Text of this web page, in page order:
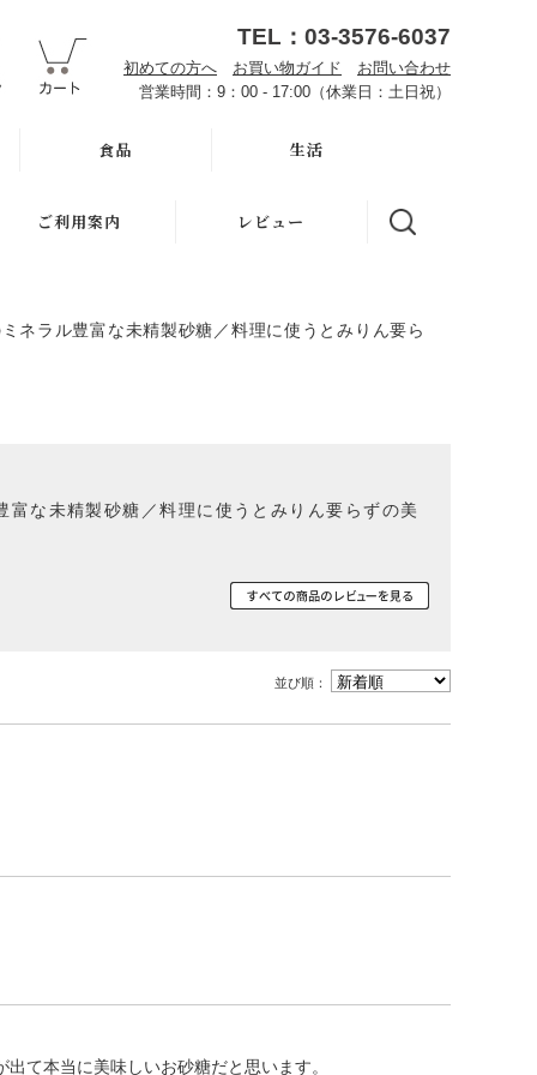
TEL：03-3576-6037
初めての方へ お買い物ガイド
お問い合わせ
営業時間：9：00 - 17:00（休業日：土日祝）
食品
オーサワお取り寄せ
調味料・加工品
生活
洗濯
ご利用案内
魂の商材屋とは
レビュー
ネラル豊富な未精製砂糖／料理に使うとみりん要ら
な未精製砂糖／料理に使うとみりん要らずの美
並び順：
て本当に美味しいお砂糖だと思います。